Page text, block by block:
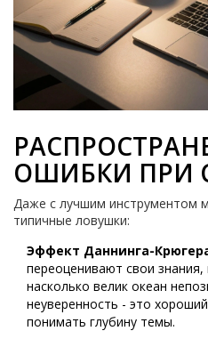
ОШИБКИ ПРИ
Даже с лучшим инструментом
типичные ловушки:
Эффект Даннинга-
переоценивают свои
насколько велик океан
неуверенность - это
понимать глубину темы.